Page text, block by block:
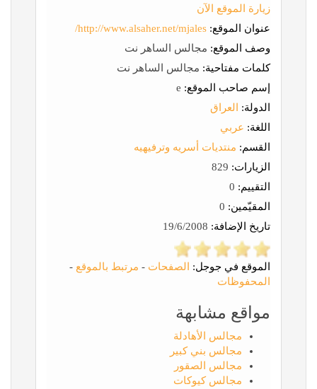
زيارة الموقع الآن
عنوان الموقع: http://www.alsaher.net/mjales/
وصف الموقع: مجالس الساهر نت
كلمات مفتاحية: مجالس الساهر نت
إسم صاحب الموقع:
الدولة:
العراق
اللغة: عربي
القسم: منتديات أسريه وترفيهيه
الزيارات:
التقييم:
المقيّمين:
تاريخ الإضافة:
الموقع في جوجل: الصفحات - مرتبط بالموقع -
المحفوظات
مواقع مشابهة
مجالس الأهادلة
مجالس بني كبير
مجالس الصقور
مجالس كيوكات